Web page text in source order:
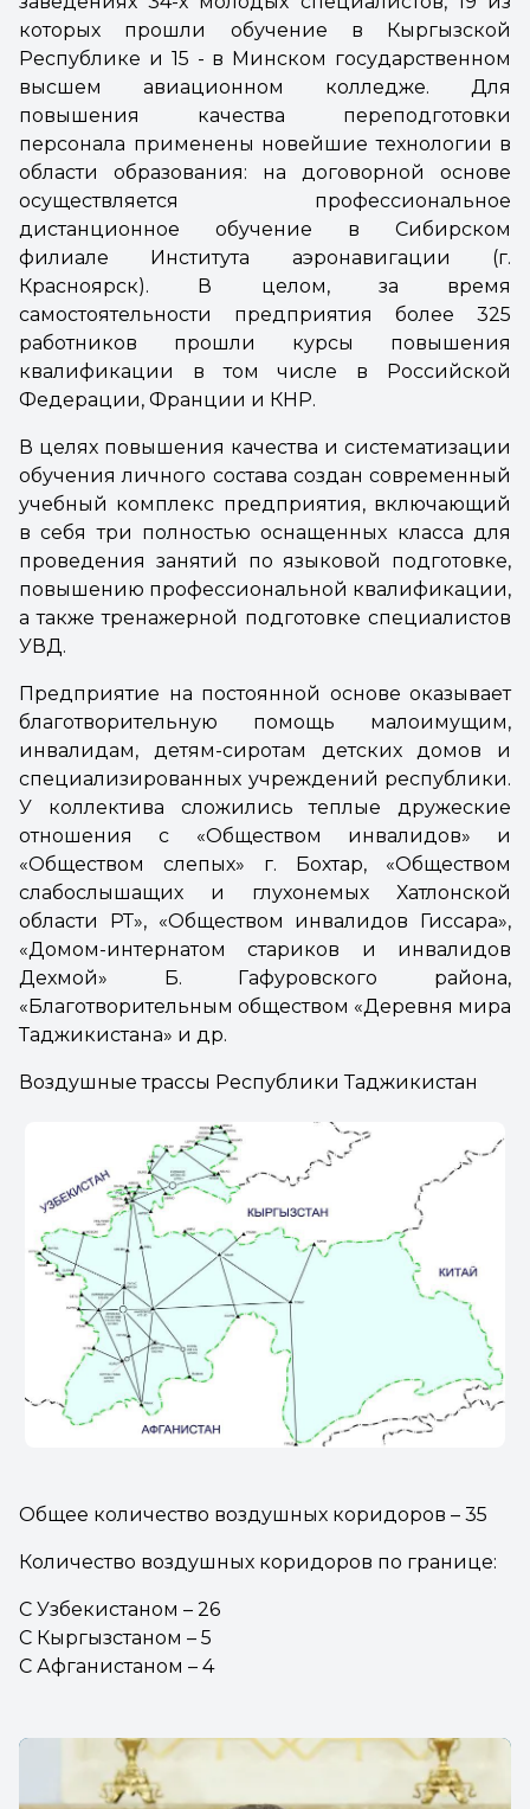
которых прошли обучение в Кыргызской
Республике и 15 - в Минском государственном
высшем авиационном колледже. Для
повышения качества переподготовки
персонала применены новейшие технологии в
области образования: на договорной основе
осуществляется профессиональное
дистанционное обучение в Сибирском
филиале Института аэронавигации (г.
Красноярск). В целом, за время
самостоятельности предприятия более 325
работников прошли курсы повышения
квалификации в том числе в Российской
Федерации, Франции и КНР.
В целях повышения качества и систематизации
обучения личного состава создан современный
учебный комплекс предприятия, включающий
в себя три полностью оснащенных класса для
проведения занятий по языковой подготовке,
повышению профессиональной квалификации,
а также тренажерной подготовке специалистов
УВД.
Предприятие на постоянной основе оказывает
благотворительную помощь малоимущим,
инвалидам, детям-сиротам детских домов и
специализированных учреждений республики.
У коллектива сложились теплые дружеские
отношения с «Обществом инвалидов» и
«Обществом слепых» г. Бохтар, «Обществом
слабослышащих и глухонемых Хатлонской
области РТ», «Обществом инвалидов Гиссара»,
«Домом-интернатом стариков и инвалидов
Дехмой» Б. Гафуровского района,
«Благотворительным обществом «Деревня мира
Таджикистана» и др.
Воздушные трассы Республики Таджикистан
Общее количество воздушных коридоров – 35
Количество воздушных коридоров по границе:
С Узбекистаном – 26
С Кыргызстаном – 5
С Афганистаном – 4